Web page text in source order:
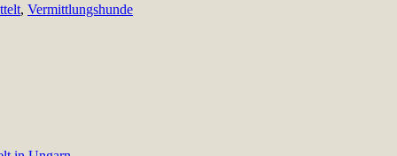
, Vermittlungshunde